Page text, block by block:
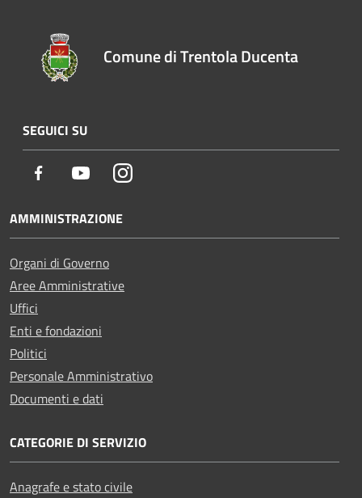
Comune di Trentola Ducenta
SEGUICI SU
Facebook YoutubeInstagram
AMMINISTRAZIONE
Organi di Governo
Aree Amministrative
Uffici
Enti e fondazioni
Politici
Personale Amministrativo
Documenti e dati
CATEGORIE DI SERVIZIO
Anagrafe e stato civile